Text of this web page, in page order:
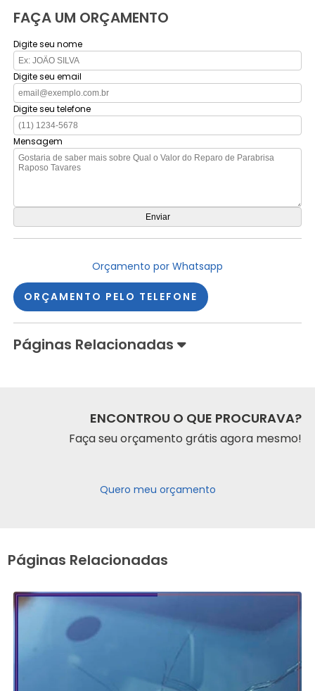
FAÇA UM ORÇAMENTO
Digite seu nome
Digite seu email
Digite seu telefone
Mensagem
Orçamento por Whatsapp
ORÇAMENTO PELO TELEFONE
Páginas Relacionadas
ENCONTROU O QUE PROCURAVA?
Faça seu orçamento grátis agora mesmo!
Quero meu orçamento
Páginas Relacionadas